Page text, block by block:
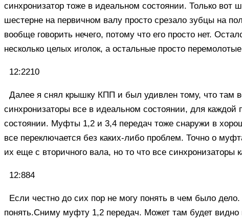
синхронизатор тоже в идеальном состоянии. Только
шестерне на первичном валу просто срезало зубцы на
вообще говорить нечего, потому что его просто нет.
несколько целых иголок, а остальные просто
12:2210
Далее я снял крышку КПП и был удивлен тому, что там
синхронизаторы все в идеальном состоянии, для
состоянии. Муфты 1,2 и 3,4 передач тоже снаружи в
все переключается без каких-либо проблем. Точно о
их еще с вторичного вала, но то что все синхронизаторы
12:884
Если честно до сих пор не могу понять в чем было
понять.Сниму муфту 1,2 передач. Может там будет